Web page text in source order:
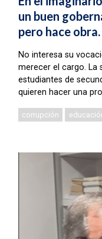
un buen
pero hace
No interesa su
merecer el cargo. La
estudiantes de
quieren hacer una
corrupción